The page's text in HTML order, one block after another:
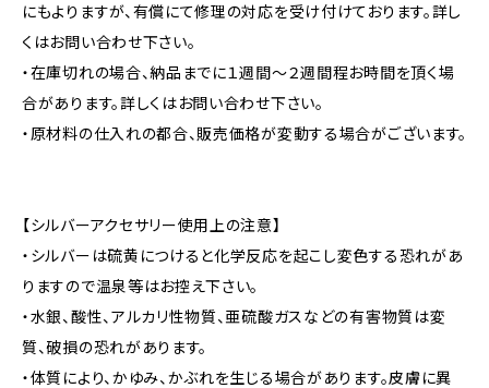
にもよりますが、有償にて修理の対応を受け付けております。詳し
くはお問い合わせ下さい。
・在庫切れの場合、納品までに１週間～２週間程お時間を頂く場
合があります。詳しくはお問い合わせ下さい。
・原材料の仕入れの都合、販売価格が変動する場合がございます。
【シルバーアクセサリー使用上の注意】
・シルバーは硫黄につけると化学反応を起こし変色する恐れがあ
りますので温泉等はお控え下さい。
・水銀、酸性、アルカリ性物質、亜硫酸ガスなどの有害物質は変
質、破損の恐れがあります。
・体質により、かゆみ、かぶれを生じる場合があります。皮膚に異